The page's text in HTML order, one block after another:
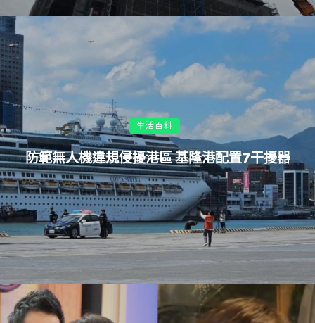
生活百科
防範無人機違規侵擾港區 基隆港配置7干擾器